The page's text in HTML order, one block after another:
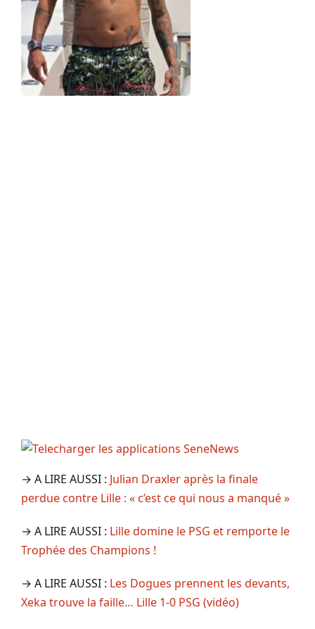
→ A LIRE AUSSI : Julian Draxler après la finale
perdue contre Lille : « c’est ce qui nous a manqué »
→ A LIRE AUSSI : Lille domine le PSG et remporte le
Trophée des Champions !
→ A LIRE AUSSI : Les Dogues prennent les devants,
Xeka trouve la faille… Lille 1-0 PSG (vidéo)